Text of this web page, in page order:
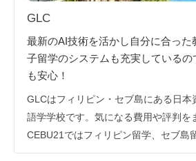
GLC
最新のAI技術を活かし自分に合った
子留学のシステムも充実している
も安心！
GLCはフィリピン・セブ島にある日本
語学学校です。気になる費用や評判を
CEBU21ではフィリピン留学、セブ島
ら、留学手続きまですべて無料！